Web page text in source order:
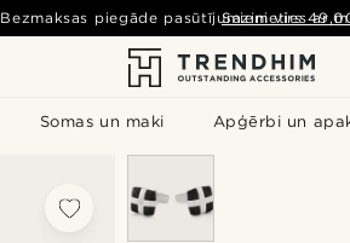
Somas un maki Apģērbi un
Bezmaksas piegāde pasūtījumiem virs
Sazinieties ar